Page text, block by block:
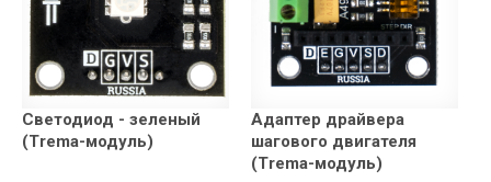
Светодиод - зеленый
(Trema-модуль)
Адаптер драйвера
шагового двигателя
(Trema-модуль)